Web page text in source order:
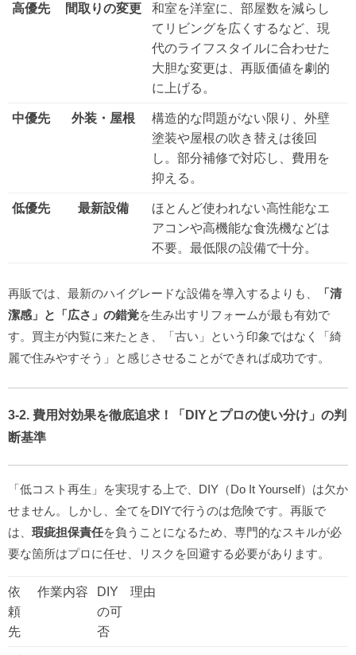
高優先 間取りの変更
和室を洋室に、部屋数を減らし
てリビングを広くするなど、現
代のライフスタイルに合わせた
大胆な変更は、再販価値を劇的
に上げる。
中優先 外装・屋根
構造的な問題がない限り、外壁
塗装や屋根の吹き替えは後回
し。部分補修で対応し、費用を
抑える。
低優先 最新設備
ほとんど使われない高性能なエ
アコンや高機能な食洗機などは
不要。最低限の設備で十分。
再販では、最新のハイグレードな設備を導入するよりも、
「清
潔感」と「広さ」の錯覚を生み出すリフォームが最も有効で
す。買主が内覧に来たとき、「古い」という印象ではなく「綺
麗で住みやすそう」と感じさせることができれば成功です。
3-2. 費用対効果を徹底追求！「DIYとプロの使い分け」の判
断基準
「低コスト再生」を実現する上で、DIY（Do It Yourself）は欠か
せません。しかし、全てをDIYで行うのは危険です。再販で
は、 瑕疵担保責任を負うことになるため、専門的なスキルが必
要な箇所はプロに任せ、リスクを回避する必要があります。
依
頼
先
作業内容
DIY
の可
否
理由